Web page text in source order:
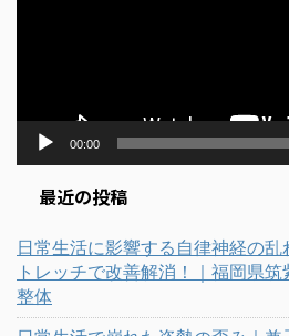
00:00
最近の投稿
日常生活に影響する自律神経の
トレッチで改善解消！｜福岡県
整体